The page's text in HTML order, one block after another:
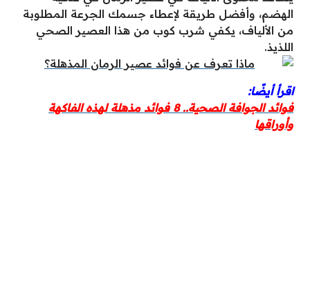
الهضم، وأفضل طريقة لإعطاء جسمك الجرعة المطلوبة
من الألياف، يكفي شرب كوب من هذا العصير الصحي
اللذيذ.
اقرأ أيضًا:
فوائد الجوافة الصحية.. 8 فوائد مذهلة لهذه الفاكهة
وأوراقها